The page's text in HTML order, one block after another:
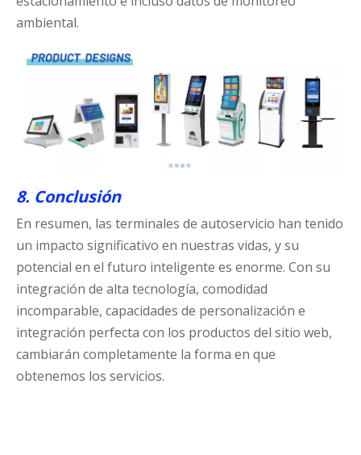
ambiental.
8. Conclusión
En resumen, las terminales de autoservicio han tenido
un impacto significativo en nuestras vidas, y su
potencial en el futuro inteligente es enorme. Con su
integración de alta tecnología, comodidad
incomparable, capacidades de personalización e
integración perfecta con los productos del sitio web,
cambiarán completamente la forma en que
obtenemos los servicios.